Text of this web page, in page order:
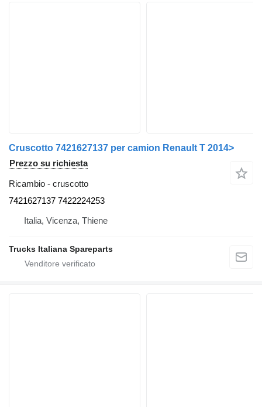
Cruscotto 7421627137 per camion Renault T 2014>
Prezzo su richiesta
Ricambio - cruscotto
7421627137 7422224253
Italia, Vicenza, Thiene
Trucks Italiana Spareparts